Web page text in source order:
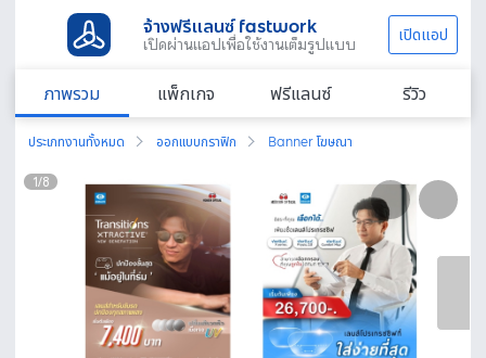
จ้างฟรีแลนซ์ fastwork
เปิดผ่านแอปเพื่อใช้งานเต็มรูปแบบ เปิดแอป
ภาพรวม แพ็กเกจ ฟรีแลนซ์ รีวิว
ประเภทงานทั้งหมด ออกแบบกราฟิก Banner โฆษณา
1/8